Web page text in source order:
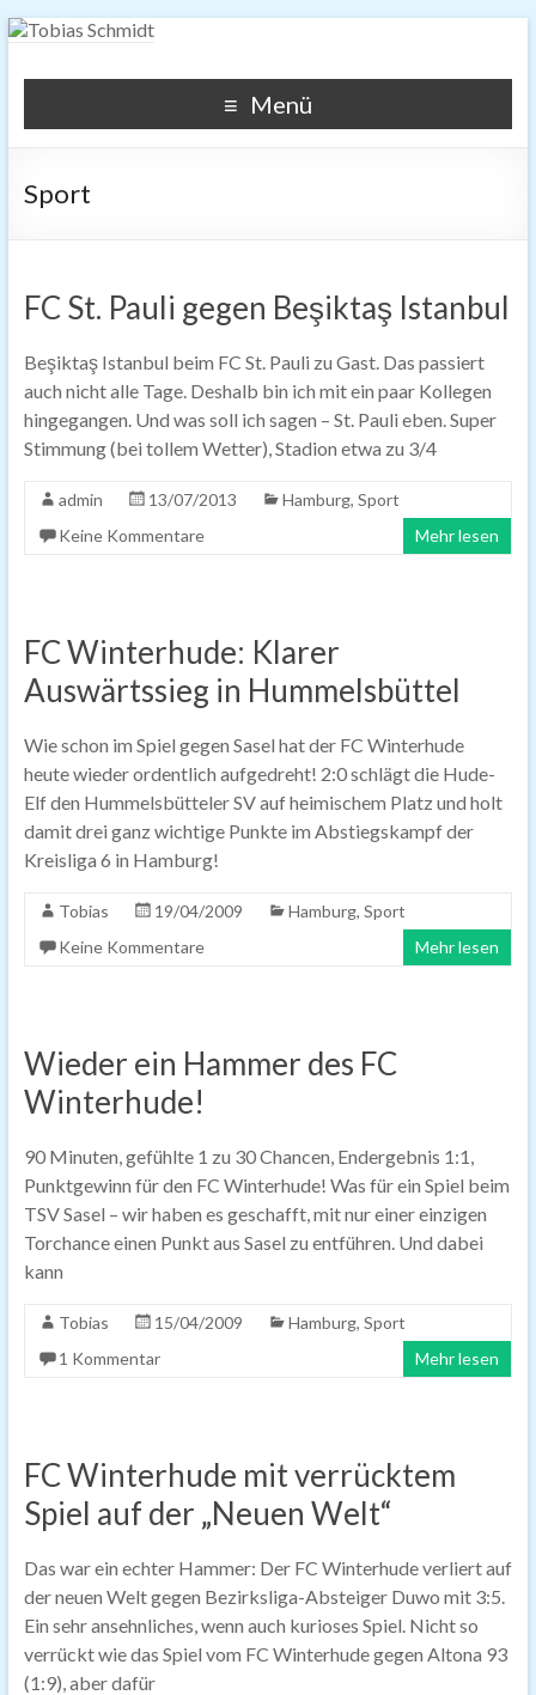
Tobias Schmidt
This is about photography, pictures, SEO, SEM, widgets and
other digital topics.
Menü
Sport
FC St. Pauli gegen Beşiktaş Istanbul
Beşiktaş Istanbul beim FC St. Pauli zu Gast. Das passiert
auch nicht alle Tage. Deshalb bin ich mit ein paar Kollegen
hingegangen. Und was soll ich sagen – St. Pauli eben. Super
Stimmung (bei tollem Wetter), Stadion etwa zu 3/4
admin 13/07/2013 Hamburg, Sport
Keine Kommentare
Mehr lesen
FC Winterhude: Klarer
Auswärtssieg in Hummelsbüttel
Wie schon im Spiel gegen Sasel hat der FC Winterhude
heute wieder ordentlich aufgedreht! 2:0 schlägt die Hude-
Elf den Hummelsbütteler SV auf heimischem Platz und holt
damit drei ganz wichtige Punkte im Abstiegskampf der
Kreisliga 6 in Hamburg!
Tobias 19/04/2009 Hamburg, Sport
Keine Kommentare
Mehr lesen
Wieder ein Hammer des FC
Winterhude!
90 Minuten, gefühlte 1 zu 30 Chancen, Endergebnis 1:1,
Punktgewinn für den FC Winterhude! Was für ein Spiel beim
TSV Sasel – wir haben es geschafft, mit nur einer einzigen
Torchance einen Punkt aus Sasel zu entführen. Und dabei
kann
Tobias 15/04/2009 Hamburg, Sport
1 Kommentar
Mehr lesen
FC Winterhude mit verrücktem
Spiel auf der „Neuen Welt“
Das war ein echter Hammer: Der FC Winterhude verliert auf
der neuen Welt gegen Bezirksliga-Absteiger Duwo mit 3:5.
Ein sehr ansehnliches, wenn auch kurioses Spiel. Nicht so
verrückt wie das Spiel vom FC Winterhude gegen Altona 93
(1:9), aber dafür